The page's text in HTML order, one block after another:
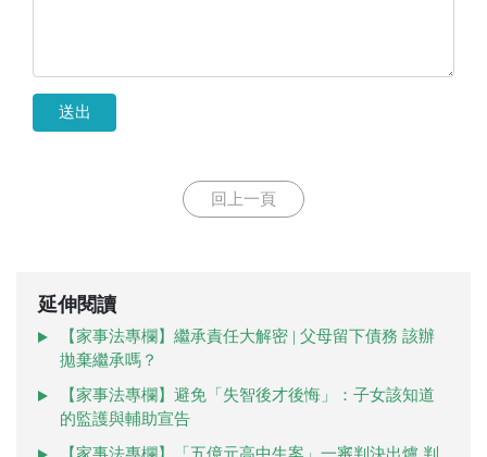
送出
回上一頁
延伸閱讀
【家事法專欄】繼承責任大解密 | 父母留下債務 該辦
拋棄繼承嗎？
【家事法專欄】避免「失智後才後悔」：子女該知道
的監護與輔助宣告